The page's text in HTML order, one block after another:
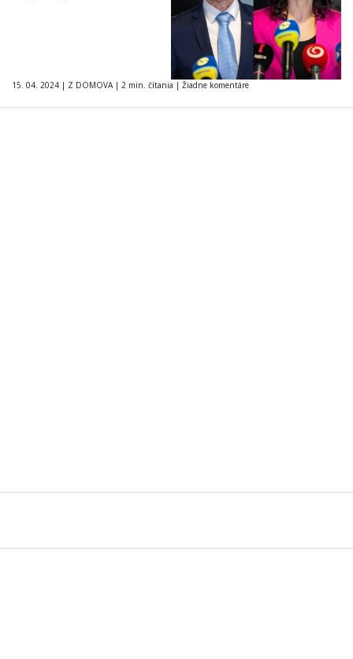
15. 04. 2024 | Z DOMOVA | 2 min. čítania | Žiadne komentáre